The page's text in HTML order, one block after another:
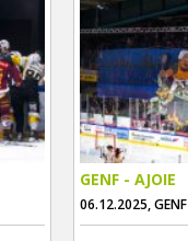
GENF - AJOIE
06.12.2025, GENF